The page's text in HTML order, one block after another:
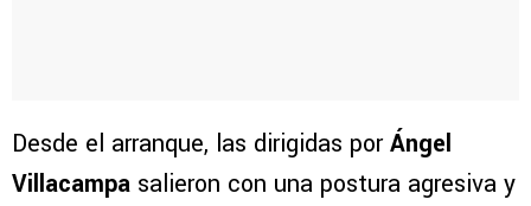
Desde el arranque, las dirigidas porÁngel
Villacampa salieron con una postura agresiva y